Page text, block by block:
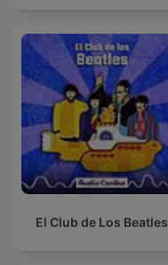
El Club de Los Beatles